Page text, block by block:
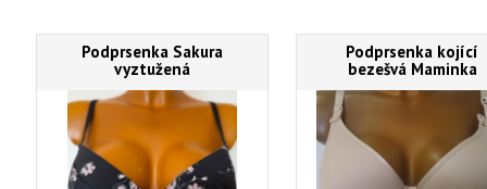
Podprsenka Sakura
vyztužená
Podprsenka kojící
bezešvá Maminka